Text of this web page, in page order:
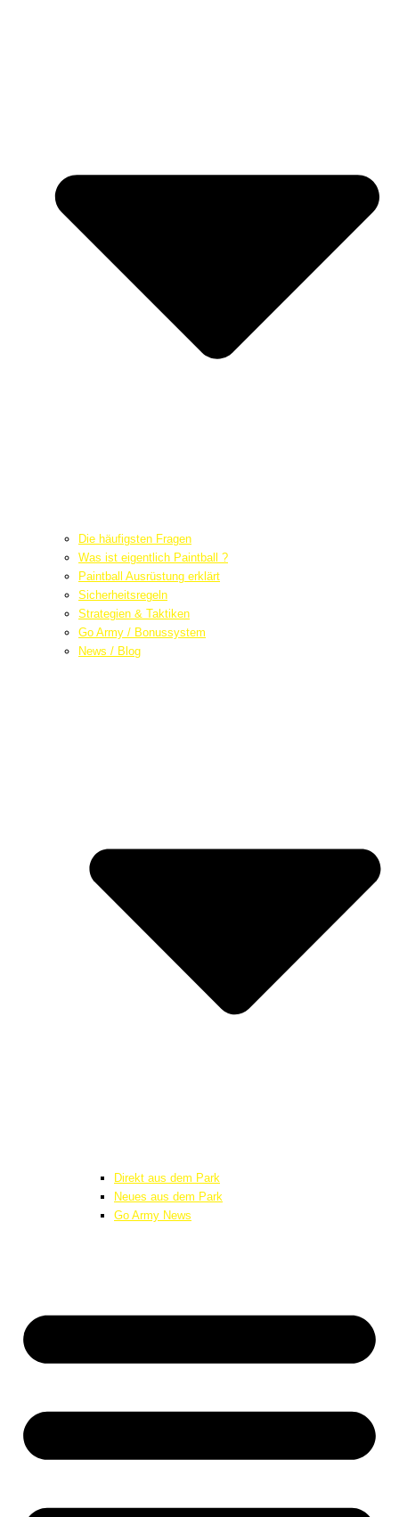
Die häufigsten Fragen
Was ist eigentlich Paintball ?
Paintball Ausrüstung erklärt
Sicherheitsregeln
Strategien & Taktiken
Go Army / Bonussystem
News / Blog
Direkt aus dem Park
Neues aus dem Park
Go Army News